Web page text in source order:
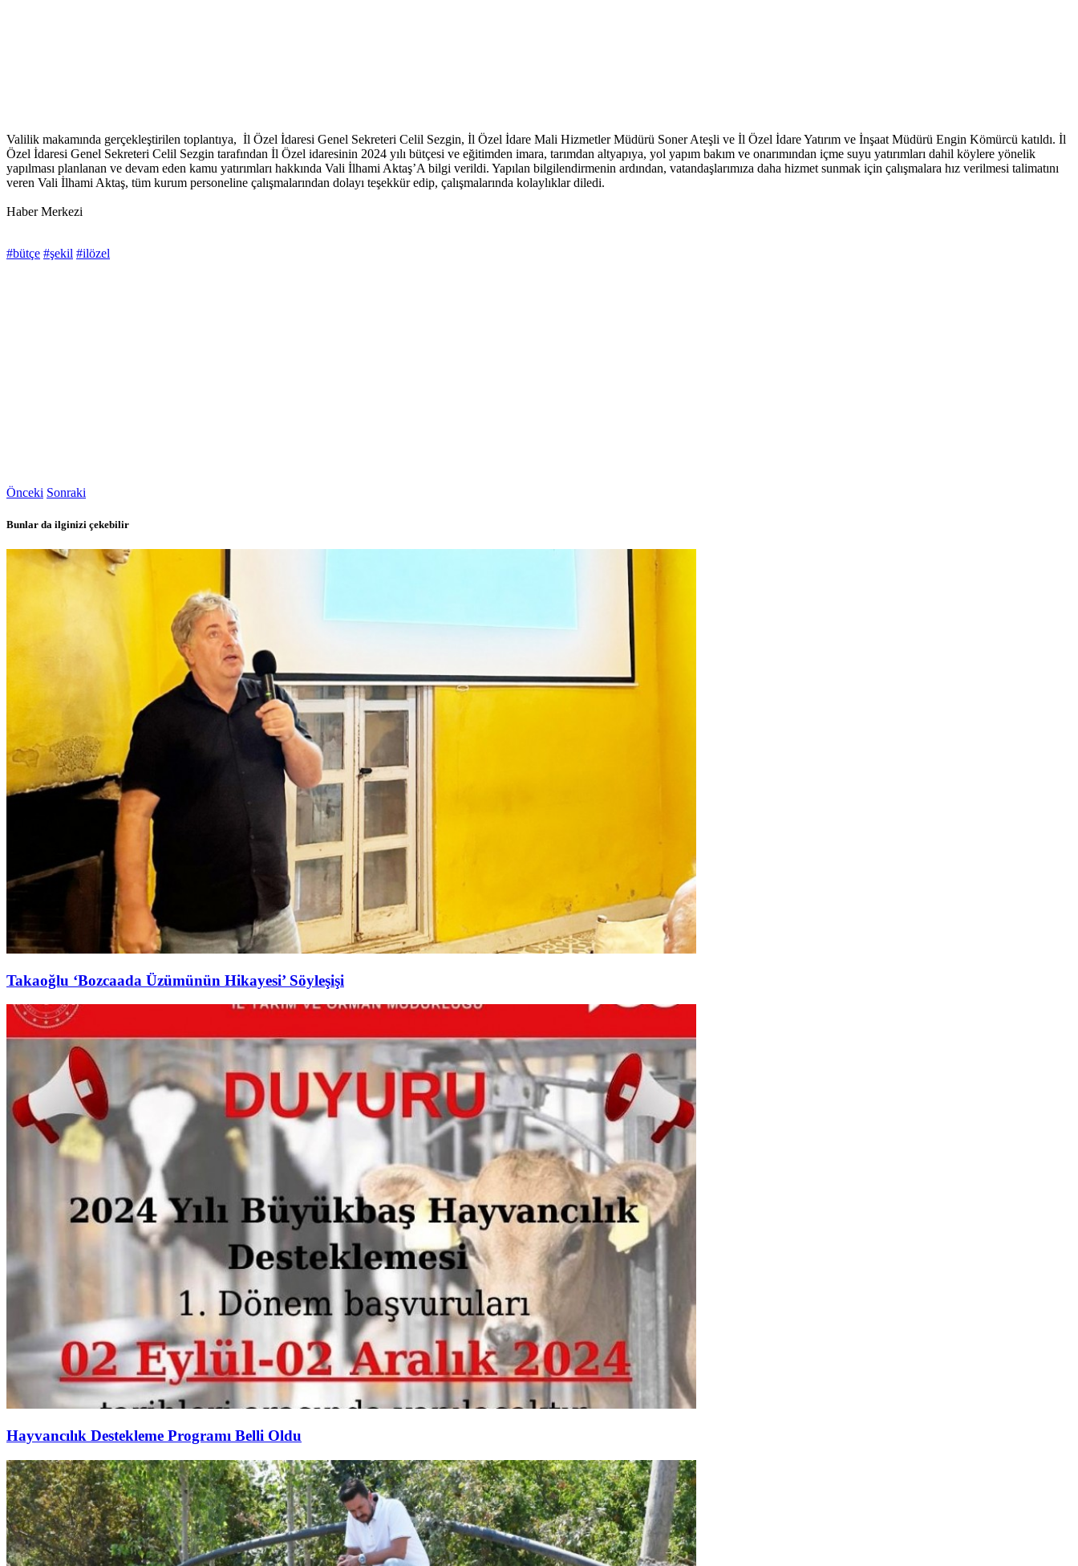
Valilik makamında gerçekleştirilen toplantıya, İl Özel İdaresi Genel Sekreteri Celil Sezgin, İl Özel İdare Mali Hizmetler Müdürü Soner Ateşli ve İl Özel İdare Yatırım ve İnşaat Müdürü Engin Kömürcü katıldı. İl
Özel İdaresi Genel Sekreteri Celil Sezgin tarafından İl Özel idaresinin 2024 yılı bütçesi ve eğitimden imara, tarımdan altyapıya, yol yapım bakım ve onarımından içme suyu yatırımları dahil köylere yönelik
yapılması planlanan ve devam eden kamu yatırımları hakkında Vali İlhami Aktaş’A bilgi verildi. Yapılan bilgilendirmenin ardından, vatandaşlarımıza daha hizmet sunmak için çalışmalara hız verilmesi talimatını
veren Vali İlhami Aktaş, tüm kurum personeline çalışmalarından dolayı teşekkür edip, çalışmalarında kolaylıklar diledi.
Haber Merkezi
#bütçe #şekil #ilözel
Önceki Sonraki
Bunlar da ilginizi çekebilir
Takaoğlu ‘Bozcaada Üzümünün Hikayesi’ Söyleşişi
Hayvancılık Destekleme Programı Belli Oldu